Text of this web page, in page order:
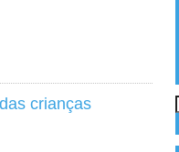
crianças